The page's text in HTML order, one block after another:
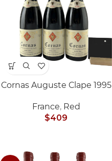
Cornas Auguste Clape 1995
France, Red
$409